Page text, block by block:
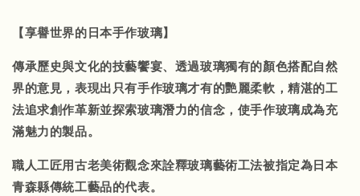
【享譽世界的日本手作玻璃】
傳承歷史與文化的技藝饗宴、透過玻璃獨有的顏色搭配自然
界的意見，表現出只有手作玻璃才有的艷麗柔軟，精湛的工
法追求創作革新並探索玻璃潛力的信念，使手作玻璃成為充
滿魅力的製品。
職人工匠用古老美術觀念來詮釋玻璃藝術工法被指定為日本
青森縣傳統工藝品的代表。